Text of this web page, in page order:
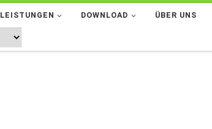
LEISTUNGEN DOWNLOAD ÜBER UNS